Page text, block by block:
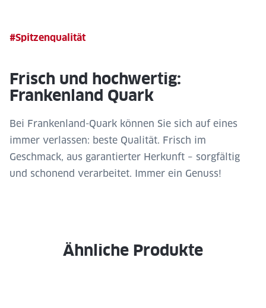
#Spitzenqualität
Frisch und hochwertig:
Frankenland Quark
Bei Frankenland-Quark können Sie sich auf eines
immer verlassen: beste Qualität. Frisch im
Geschmack, aus garantierter Herkunft – sorgfältig
und schonend verarbeitet. Immer ein Genuss!
Ähnliche Produkte